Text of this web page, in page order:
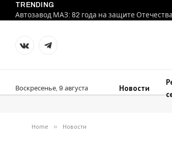
TRENDING
Автозавод МАЗ: 82 года на защите Отечества
VKontakteTelegram
Воскресенье, 9 августа Новости
Home » Новости